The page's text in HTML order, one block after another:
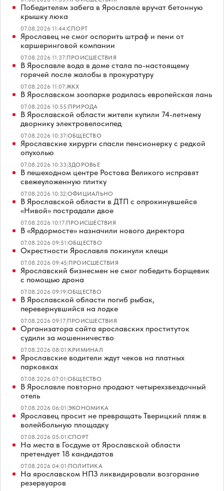
Победителям забега в Ярославле вручат бетонную
крышку люка
07.08.2026 11:44|СПОРТ
Ярославец не смог оспорить штраф и пени от
каршеринговой компании
07.08.2026 11:37|ПРОИСШЕСТВИЯ
В Ярославле вода в доме стала по-настоящему
горячей после жалобы в прокуратуру
07.08.2026 11:07|ЖКХ
В Ярославском зоопарке родилась европейская лань
07.08.2026 10:55|ПРИРОДА
В Ярославской области жители купили 74-летнему
дворнику электровелосипед
07.08.2026 10:37|ОБЩЕСТВО
Ярославские хирурги спасли пенсионерку с редкой
опухолью
07.08.2026 10:33|ЗДОРОВЬЕ
В пешеходном центре Ростова Великого исправят
свежеуложенную плитку
07.08.2026 10:32|ОФИЦИАЛЬНО
В Ярославской области в ДТП с опрокинувшейся
«Нивой» пострадали двое
07.08.2026 10:17|ПРОИСШЕСТВИЯ
В «Ярдормосте» назначили нового директора
07.08.2026 09:51|ОБЩЕСТВО
Окрестности Ярославля покинули клещи
07.08.2026 09:45|ПРОИСШЕСТВИЯ
Ярославский бизнесмен не смог победить борщевик
с помощью дрона
07.08.2026 09:19|ОБЩЕСТВО
В Ярославской области погиб рыбак,
перевернувшийся на лодке
07.08.2026 09:17|ПРОИСШЕСТВИЯ
Организатора сайта ярославских проституток
судили за мошенничество
07.08.2026 08:01|КРИМИНАЛ
Ярославские водители ждут чеков на платных
парковках
07.08.2026 07:01|ОБЩЕСТВО
В Ярославле повторно продают четырехзвездочный
отель
07.08.2026 06:01|ЭКОНОМИКА
Ярославец просит не превращать Тверицкий пляж в
волейбольную площадку
07.08.2026 05:01|СПОРТ
На места в Госдуме от Ярославской области
претендует 18 кандидатов
07.08.2026 04:01|ПОЛИТИКА
На ярославском НПЗ ликвидировали возгорание
резервуаров